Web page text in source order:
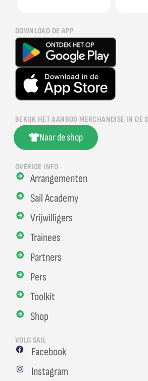
DOWNLOAD DE APP
BEKIJK HET AANBOD MERCHANDISE IN DE
Naar de shop
OVERIGE INFO
Arrangementen
Sail Academy
Vrijwilligers
Trainees
Partners
Pers
Toolkit
Shop
VOLG SAIL
Facebook
Instagram